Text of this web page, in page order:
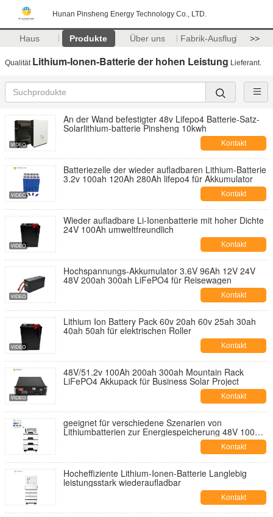
Hunan Pinsheng Energy Technology Co., LTD.
Haus Produkte Über uns Fabrik-Ausflug >>
Qualität Lithium-Ionen-Batterie der hohen Leistung Lieferant.
An der Wand befestigter 48v Lifepo4 Batterie-Satz-
Solarlithium-batterie Pinsheng 10kwh
Kontakt
Batteriezelle der wieder aufladbaren Lithium-Batterie
3.2v 100ah 120Ah 280Ah lifepo4 für Akkumulator
Kontakt
Wieder aufladbare Li-Ionenbatterie mit hoher Dichte
24V 100Ah umweltfreundlich
Kontakt
Hochspannungs-Akkumulator 3.6V 96Ah 12V 24V
48V 200ah 300ah LiFePO4 für Reisewagen
Kontakt
Lithium Ion Battery Pack 60v 20ah 60v 25ah 30ah
40ah 50ah für elektrischen Roller
Kontakt
48V/51.2v 100Ah 200ah 300ah Mountain Rack
LiFePO4 Akkupack für Business Solar Project
Kontakt
geeignet für verschiedene Szenarien von
Lithiumbatterien zur Energiespeicherung 48V 100Ah
Kontakt
Hocheffiziente Lithium-Ionen-Batterie Langlebig
leistungsstark wiederaufladbar
Kontakt